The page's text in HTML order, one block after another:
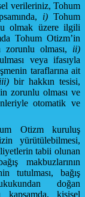
verileriniz, Tohum
i) Tohum
olmak üzere ilgili
Tohum Otizm’in
olması, ii)
veya ifasıyla
taraflarına ait
iii) bir hakkın tesisi,
zorunlu olması ve
otomatik ve
Otizm kuruluş
yürütülebilmesi,
tabii olunan
makbuzlarının
tutulması, bağış
doğan
kişisel